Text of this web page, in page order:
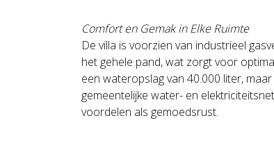
Comfort en Gemak in Elke Ruimte
De villa is voorzien van industrieel
het gehele pand, wat zorgt voor
een wateropslag van 40.000 liter,
gemeentelijke water- en
voordelen als gemoedsrust.